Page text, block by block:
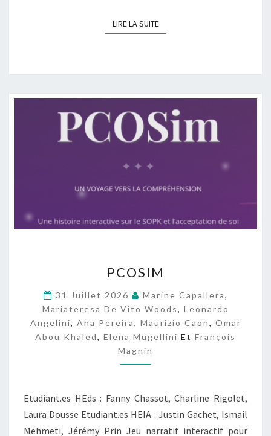
LIRE LA SUITELIRE LA SUITE
C
S
I
M
PCOSIM
31 Juillet 2026 Marine Capallera,
Mariateresa De Vito Woods, Leonardo
Angelini, Ana Pereira, Maurizio Caon, Omar
Abou Khaled, Elena Mugellini Et François
Magnin
Etudiant.es HEds : Fanny Chassot, Charline Rigolet,
Laura Dousse Etudiant.es HEIA : Justin Gachet, Ismail
Mehmeti, Jérémy Prin Jeu narratif interactif pour